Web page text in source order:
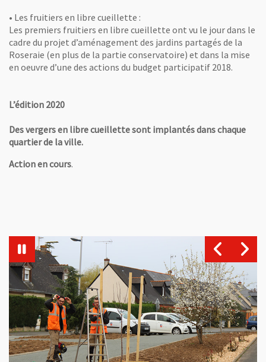
• Les fruitiers en libre cueillette :
Les premiers fruitiers en libre cueillette ont vu le jour dans le
cadre du projet d’aménagement des jardins partagés de la
Roseraie (en plus de la partie conservatoire) et dans la mise
en oeuvre d’une des actions du budget participatif 2018.
L’édition 2020
Des vergers en libre cueillette sont implantés dans chaque
quartier de la ville.
Action en cours.